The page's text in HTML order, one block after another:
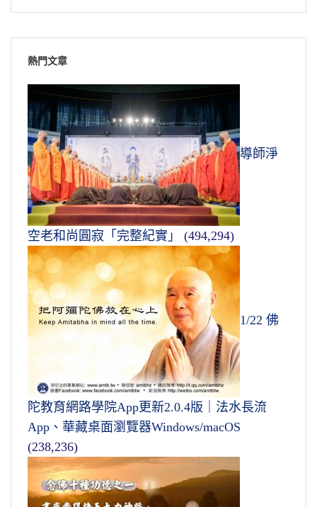
熱門文章
導師淨
空老和尚圓寂「完整紀實」 (494,294)
1/22 佛
陀教育網路學院App更新2.0.4版｜法水長流
App、華藏桌面瀏覽器Windows/macOS
(238,236)